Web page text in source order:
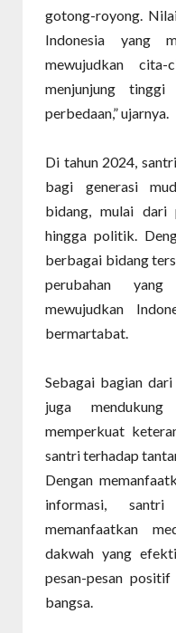
gotong-royong.
Indonesia yang
mewujudkan
menjunjung
perbedaan,” ujarnya.
Di tahun 2024,
bagi generasi
bidang, mulai dari
hingga politik.
berbagai bidang
perubahan
mewujudkan
bermartabat.
Sebagai bagian
juga
memperkuat
santri terhadap
Dengan
informasi,
memanfaatkan
dakwah yang
pesan-pesan
bangsa.